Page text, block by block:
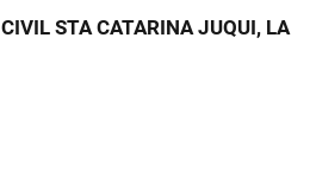
STA CATARINA JUQUI, LA